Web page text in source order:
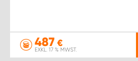
487 €
EXKL. 17 % MWST.